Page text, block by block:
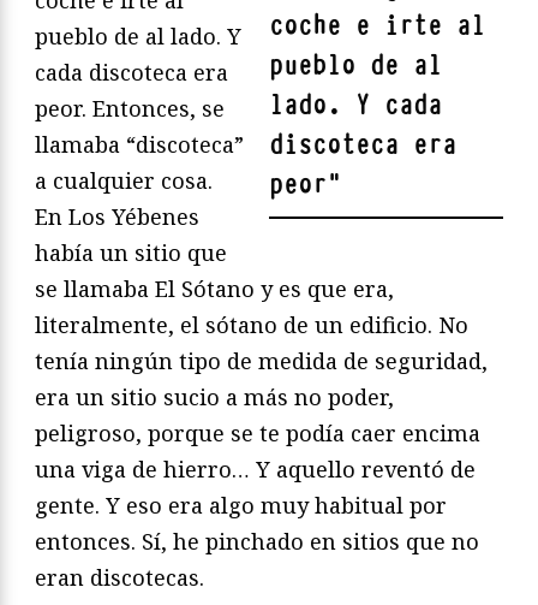
coche e irte al
pueblo de al
lado. Y cada
discoteca era
peor"
pueblo de al lado. Y
cada discoteca era
peor. Entonces, se
llamaba “discoteca”
a cualquier cosa.
En Los Yébenes
había un sitio que
se llamaba El Sótano y es que era,
literalmente, el sótano de un edificio. No
tenía ningún tipo de medida de seguridad,
era un sitio sucio a más no poder,
peligroso, porque se te podía caer encima
una viga de hierro… Y aquello reventó de
gente. Y eso era algo muy habitual por
entonces. Sí, he pinchado en sitios que no
eran discotecas.